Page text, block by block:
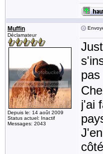
Muffin
Déclamateur
Depuis le: 14 août 2009
Status actuel: Inactif
Messages: 2043
j'ai